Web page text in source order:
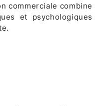
commerciale combine
et psychologiques